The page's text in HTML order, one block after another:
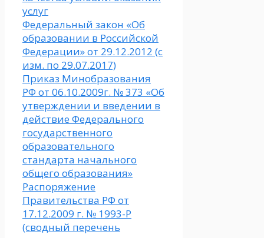
услуг
Федеральный закон «Об
образовании в Российской
Федерации» от 29.12.2012 (с
изм. по 29.07.2017)
Приказ Минобразования
РФ от 06.10.2009г. № 373 «Об
утверждении и введении в
действие Федерального
государственного
образовательного
стандарта начального
общего образования»
Распоряжение
Правительства РФ от
17.12.2009 г. № 1993-Р
(сводный перечень